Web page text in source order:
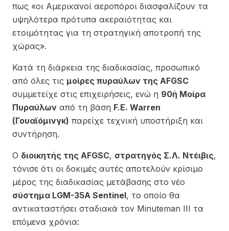
πως «οι Αμερικανοί αεροπόροι διασφαλίζουν τα
υψηλότερα πρότυπα ακεραιότητας και
ετοιμότητας για τη στρατηγική αποτροπή της
χώρας».
Κατά τη διάρκεια της διαδικασίας, προσωπικό
από όλες τις μοίρες πυραύλων της AFGSC
συμμετείχε στις επιχειρήσεις, ενώ η 90ή Μοίρα
Πυραύλων από τη βάση F.E. Warren
(Γουαϊόμινγκ) παρείχε τεχνική υποστήριξη και
συντήρηση.
Ο διοικητής της AFGSC, στρατηγός Σ.Λ. Ντέιβις,
τόνισε ότι οι δοκιμές αυτές αποτελούν κρίσιμο
μέρος της διαδικασίας μετάβασης στο νέο
σύστημα LGM-35A Sentinel, το οποίο θα
αντικαταστήσει σταδιακά τον Minuteman III τα
επόμενα χρόνια: